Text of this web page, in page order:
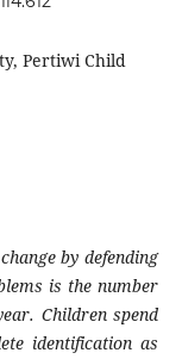
Pertiwi Child
by defending
is the number
Children spend
identification as